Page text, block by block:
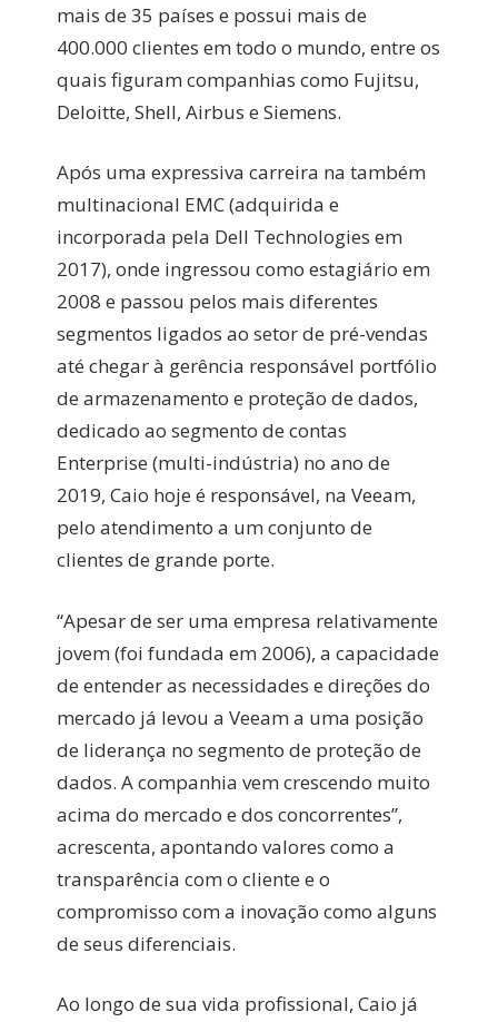
mais de 35 países e possui mais de
400.000 clientes em todo o mundo, entre os
quais figuram companhias como Fujitsu,
Deloitte, Shell, Airbus e Siemens.
Após uma expressiva carreira na também
multinacional EMC (adquirida e
incorporada pela Dell Technologies em
2017), onde ingressou como estagiário em
2008 e passou pelos mais diferentes
segmentos ligados ao setor de pré-vendas
até chegar à gerência responsável portfólio
de armazenamento e proteção de dados,
dedicado ao segmento de contas
Enterprise (multi-indústria) no ano de
2019, Caio hoje é responsável, na Veeam,
pelo atendimento a um conjunto de
clientes de grande porte.
“Apesar de ser uma empresa relativamente
jovem (foi fundada em 2006), a capacidade
de entender as necessidades e direções do
mercado já levou a Veeam a uma posição
de liderança no segmento de proteção de
dados. A companhia vem crescendo muito
acima do mercado e dos concorrentes”,
acrescenta, apontando valores como a
transparência com o cliente e o
compromisso com a inovação como alguns
de seus diferenciais.
Ao longo de sua vida profissional, Caio já